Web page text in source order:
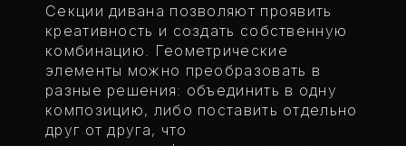
Секции дивана позволяют проявить
креативность и создать собственную
комбинацию. Геометрические
элементы можно преобразовать в
разные решения: объединить в одну
композицию, либо поставить отдельно
друг от друга, что